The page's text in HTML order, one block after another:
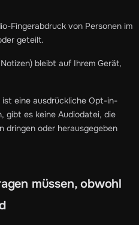
Fingerabdruck von Personen im
geteilt.
bleibt auf Ihrem Gerät,
eine ausdrückliche Opt-in-
gibt es keine Audiodatei, die
dringen oder herausgegeben
müssen, obwohl